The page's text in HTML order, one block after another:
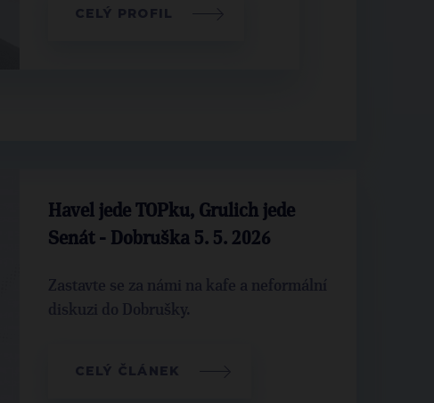
CELÝ PROFIL
Havel jede TOPku, Grulich jede
Senát - Dobruška 5. 5. 2026
Zastavte se za námi na kafe a neformální
diskuzi do Dobrušky.
CELÝ ČLÁNEK